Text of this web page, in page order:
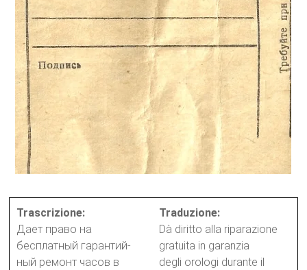
Trascrizione:
Дает право на
бесплатный гарантий-
ный ремонт часов в
Traduzione:
Dà diritto alla riparazione
gratuita in garanzia
degli orologi durante il